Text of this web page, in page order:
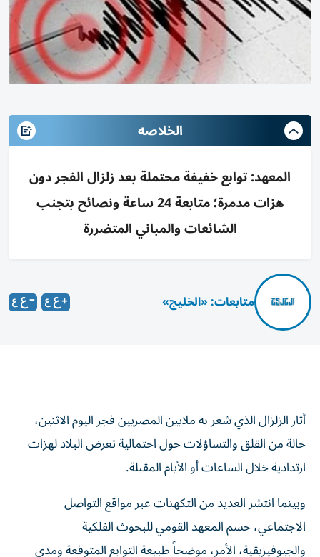
الخلاصه
المعهد: توابع خفيفة محتملة بعد زلزال الفجر دون
هزات مدمرة؛ متابعة 24 ساعة ونصائح بتجنب
الشائعات والمباني المتضررة
متابعات: «الخليج»
أثار الزلزال الذي شعر به ملايين المصريين فجر اليوم الاثنين،
حالة من القلق والتساؤلات حول احتمالية تعرض البلاد لهزات
ارتدادية خلال الساعات أو الأيام المقبلة.
الاجتماعي، حسم المعهد القومي للبحوث الفلكية
والجيوفيزيقية، الأمر، موضحاً طبيعة التوابع المتوقعة ومدى